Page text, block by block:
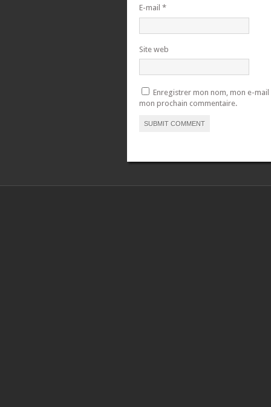
E-mail *
Site web
Enregistrer mon nom, mon e-
mon prochain commentaire.